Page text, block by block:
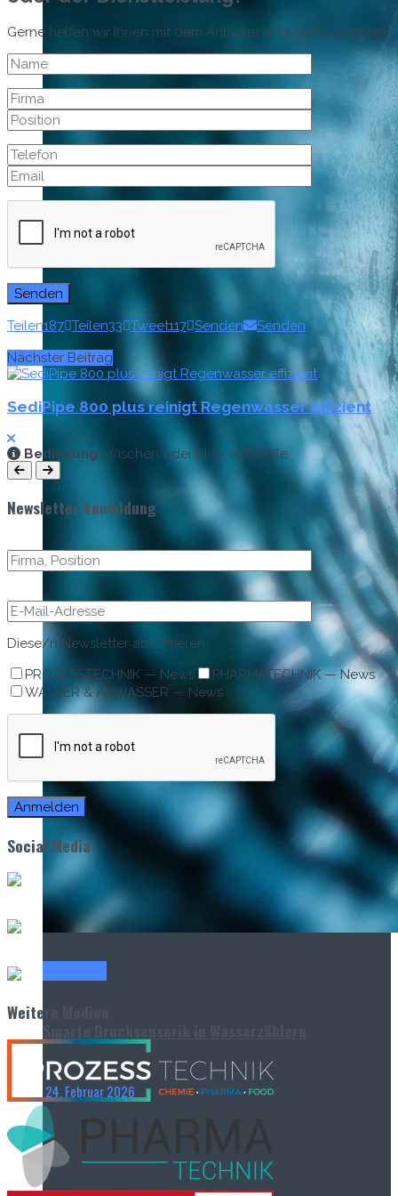
24. Februar 2026
Als wertvolle Ressource erfordert Trinkwasser einen
Gerne helfen wir Ihnen mit dem Anbieter in Kontakt zu treten.
Teilen187 Teilen33 Tweet117 Senden
Senden
Nächster Beitrag
SediPipe 800 plus reinigt Regenwasser effizient
Bedi­enung: Wis­chen oder Klick auf Pfeile
Newsletter Anmeldung
Diese/n Newslet­ter abonnieren
PROZESSTECHNIK — News
PHARMATECHNIK — News
WASSER & ABWASSER — News
Social Media
Weitere Medien